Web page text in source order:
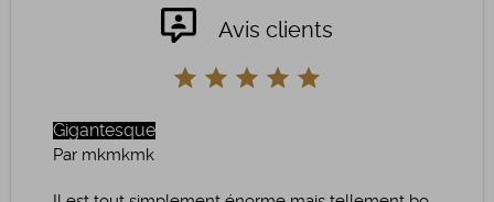
Avis clients
Gigantesque
Par mkmkmk